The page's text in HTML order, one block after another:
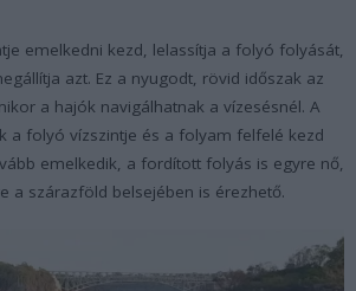
emelkedni kezd, lelassítja a folyó folyását,
azt. Ez a nyugodt, rövid időszak az
a hajók navigálhatnak a vízesésnél. A
a folyó vízszintje és a folyam felfelé kezd
emelkedik, a fordított folyás is egyre nő,
a szárazföld belsejében is érezhető.